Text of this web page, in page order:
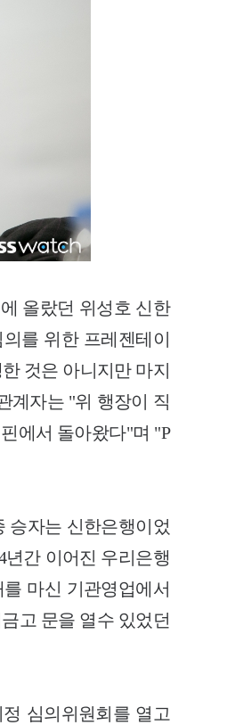
올랐던 위성호 신한
의를 위한 프레젠테이
것은 아니지만 마지
계자는 "위 행장이 직
에서 돌아왔다"며 "P
승자는 신한은행이었
간 이어진 우리은행
마신 기관영업에서
고 문을 열수 있었던
심의위원회를 열고